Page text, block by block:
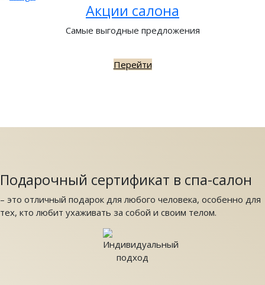
Акции салона
Самые выгодные предложения
Перейти
Подарочный сертификат в спа-салон
– это отличный подарок для любого человека, особенно для
тех, кто любит ухаживать за собой и своим телом.